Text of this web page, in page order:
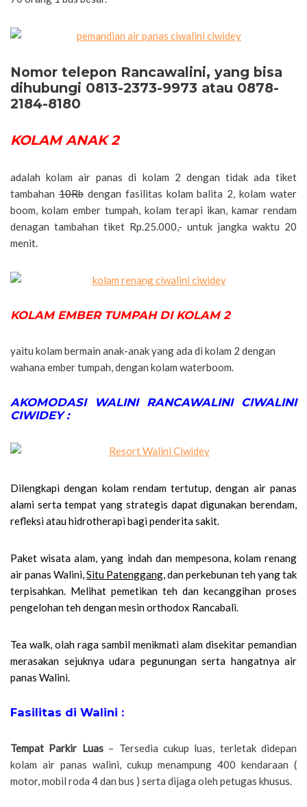
Nomor telepon Rancawalini, yang bisa
dihubungi 0813-2373-9973 atau 0878-
2184-8180
KOLAM ANAK 2
adalah kolam air panas di kolam 2 dengan tidak ada tiket
tambahan10Rbdengan fasilitas kolam balita 2, kolam water
boom, kolam ember tumpah, kolam terapi ikan, kamar rendam
denagan tambahan tiket Rp.25.000,- untuk jangka waktu 20
menit.
KOLAM EMBER TUMPAH DI KOLAM 2
yaitu kolam bermain anak-anak yang ada di kolam 2 dengan
wahana ember tumpah, dengan kolam waterboom.
AKOMODASI WALINI RANCAWALINI CIWALINI
CIWIDEY :
Dilengkapi dengan kolam rendam tertutup, dengan air panas
alami serta tempat yang strategis dapat digunakan berendam,
refleksi atau hidrotherapi bagi penderita sakit.
Paket wisata alam, yang indah dan mempesona, kolam renang
air panas Walini,Situ Patenggang, dan perkebunan teh yang tak
terpisahkan. Melihat pemetikan teh dan kecanggihan proses
pengelohan teh dengan mesin orthodox Rancabali.
Tea walk, olah raga sambil menikmati alam disekitar pemandian
merasakan sejuknya udara pegunungan serta hangatnya air
panas Walini.
Fasilitas di Walini :
Tempat Parkir Luas– Tersedia cukup luas, terletak didepan
kolam air panas walini, cukup menampung 400 kendaraan (
motor, mobil roda 4 dan bus ) serta dijaga oleh petugas khusus.